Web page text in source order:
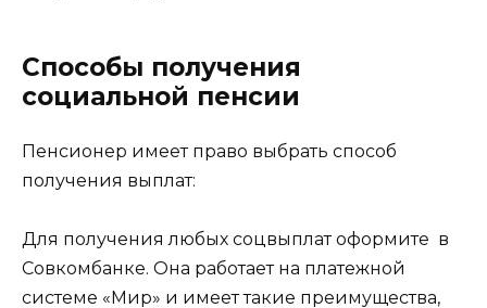
Способы получения
социальной пенсии
Пенсионер имеет право выбрать способ
получения выплат:
Для получения любых соцвыплат оформите в
Совкомбанке. Она работает на платежной
системе «Мир» и имеет такие преимущества,